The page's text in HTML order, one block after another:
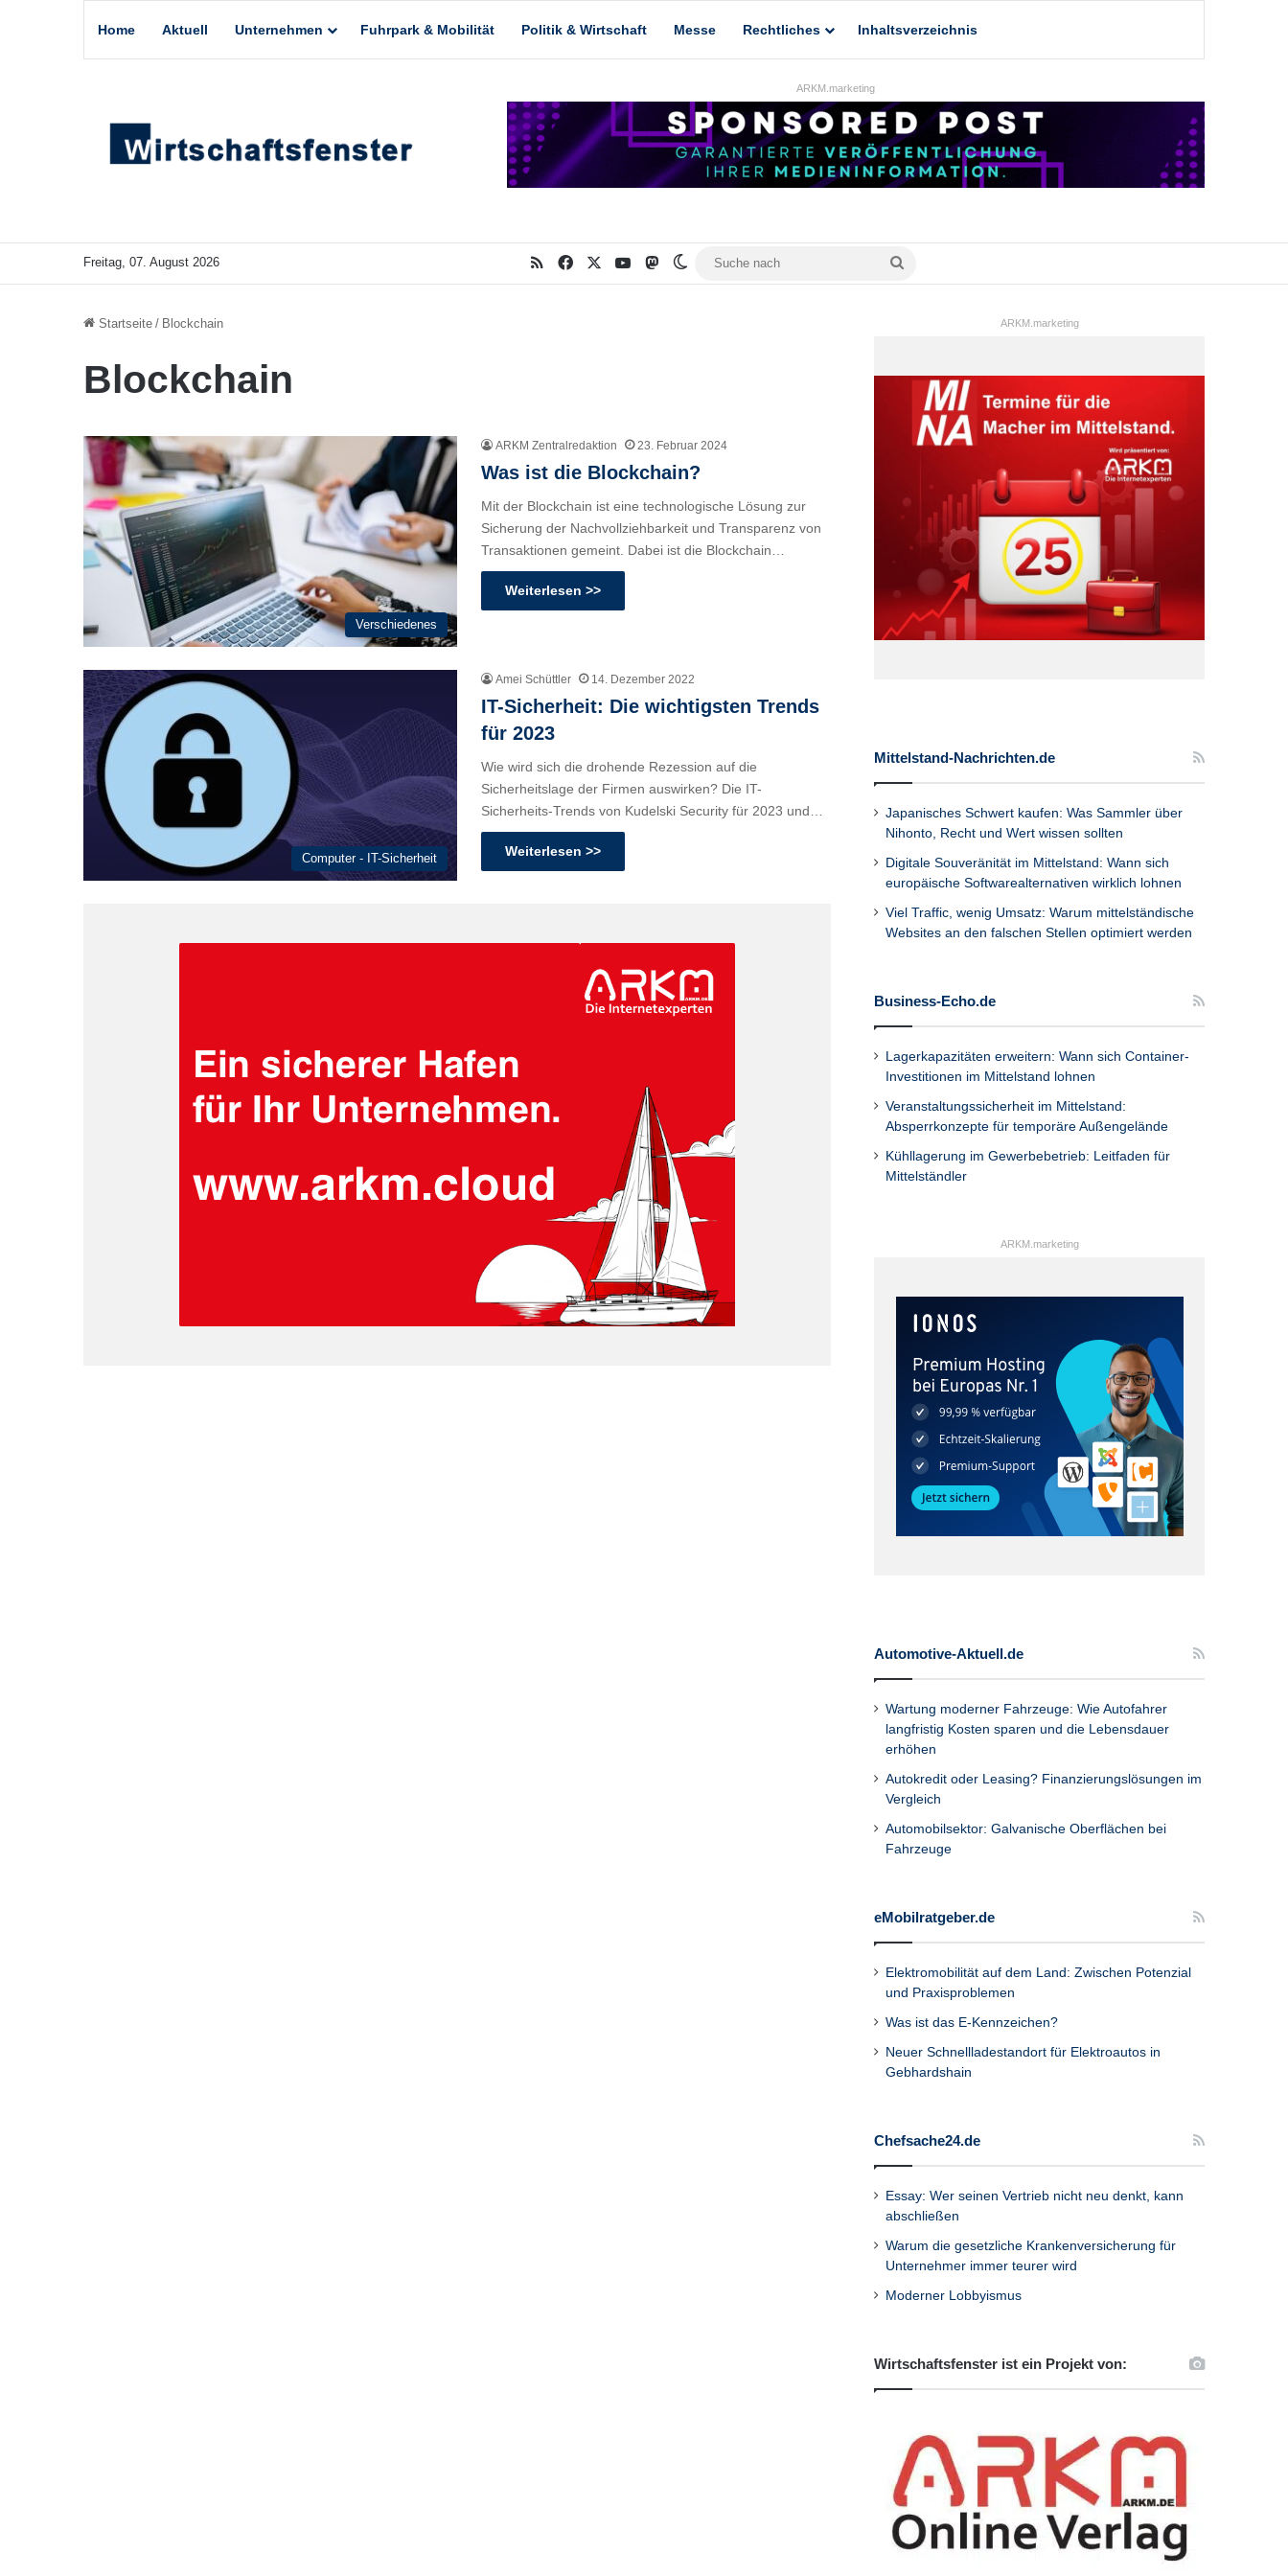
Home Aktuell Unternehmen Fuhrpark & Mobilität Politik & Wirtschaft Messe Rechtliches Inhaltsverzeichnis
ARKM.marketing
Freitag, 07. August 2026 RSS Facebook YouTubeMastodonSkin umschalten
Startseite / Blockchain
Blockchain
Verschiedenes
ARKM Zentralredaktion 23. Februar 2024
Was ist die Blockchain?
Mit der Blockchain ist eine technologische Lösung zur
Sicherung der Nachvollziehbarkeit und Transparenz von
Transaktionen gemeint. Dabei ist die Blockchain…
Weiterlesen >>
Computer - IT-Sicherheit
Amei Schüttler 14. Dezember 2022
IT-Sicherheit: Die wichtigsten Trends
für 2023
Wie wird sich die drohende Rezession auf die
Sicherheitslage der Firmen auswirken? Die IT-
Sicherheits-Trends von Kudelski Security für 2023 und…
Weiterlesen >>
ARKM.marketing
Mittelstand-Nachrichten.de
Japanisches Schwert kaufen: Was Sammler über
Nihonto, Recht und Wert wissen sollten
Digitale Souveränität im Mittelstand: Wann sich
europäische Softwarealternativen wirklich lohnen
Viel Traffic, wenig Umsatz: Warum mittelständische
Websites an den falschen Stellen optimiert werden
Business-Echo.de
Lagerkapazitäten erweitern: Wann sich Container-
Investitionen im Mittelstand lohnen
Veranstaltungssicherheit im Mittelstand:
Absperrkonzepte für temporäre Außengelände
Kühllagerung im Gewerbebetrieb: Leitfaden für
Mittelständler
ARKM.marketing
Automotive-Aktuell.de
Wartung moderner Fahrzeuge: Wie Autofahrer
langfristig Kosten sparen und die Lebensdauer
erhöhen
Autokredit oder Leasing? Finanzierungslösungen im
Vergleich
Automobilsektor: Galvanische Oberflächen bei
Fahrzeuge
eMobilratgeber.de
Elektromobilität auf dem Land: Zwischen Potenzial
und Praxisproblemen
Was ist das E-Kennzeichen?
Neuer Schnellladestandort für Elektroautos in
Gebhardshain
Chefsache24.de
Essay: Wer seinen Vertrieb nicht neu denkt, kann
abschließen
Warum die gesetzliche Krankenversicherung für
Unternehmer immer teurer wird
Moderner Lobbyismus
Wirtschaftsfenster ist ein Projekt von: